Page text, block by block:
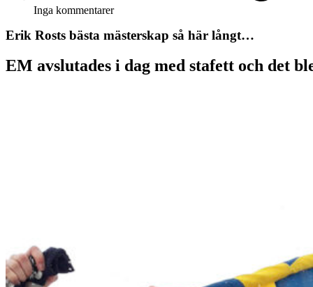
Inga kommentarer
Erik Rosts bästa mästerskap så här långt…
EM avslutades i dag med stafett och det